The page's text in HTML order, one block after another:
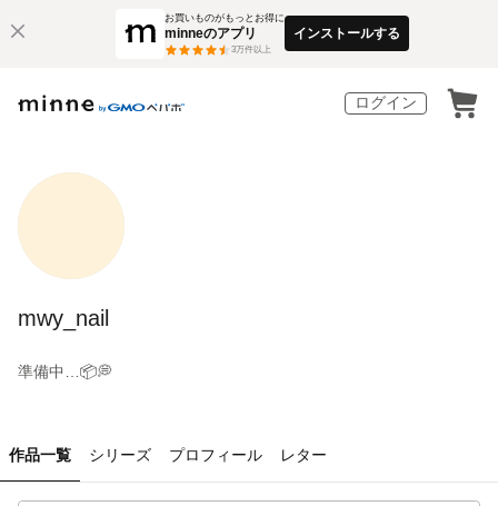
お買いものがもっとお得に
minneのアプリ
3万件以上
インストールする
ログイン
mwy_nail
準備中…📦💭
作品一覧 シリーズ プロフィール レター